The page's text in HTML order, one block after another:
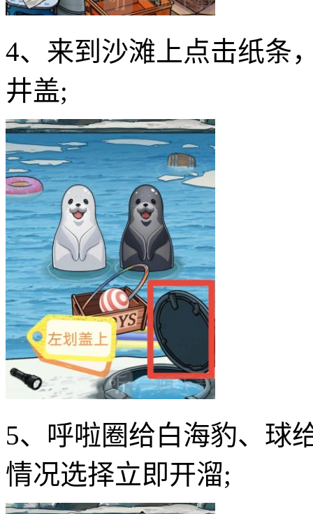
4、来到沙滩上点击纸条
井盖;
5、呼啦圈给白海豹、球
情况选择立即开溜;